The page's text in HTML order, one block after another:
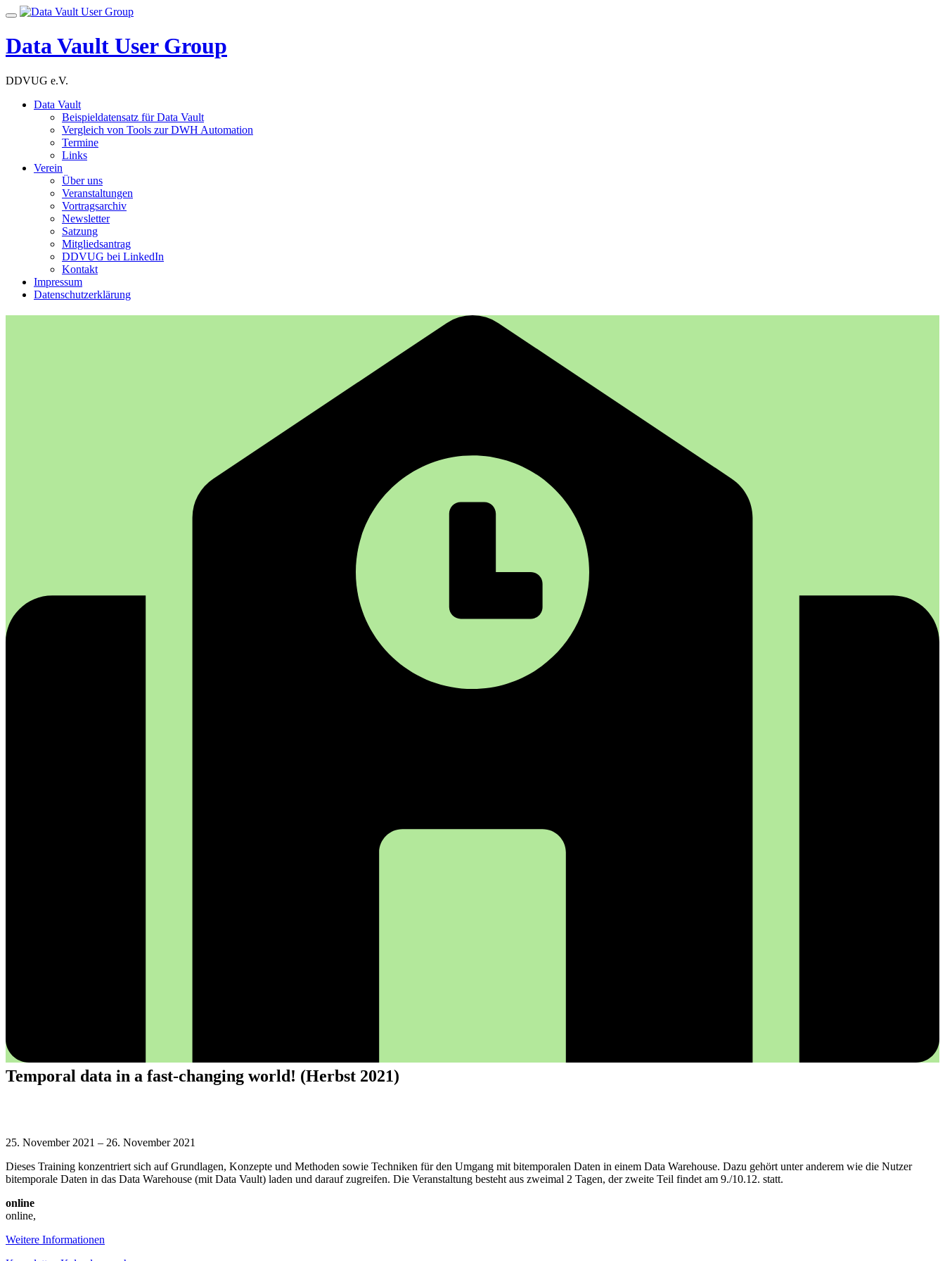
Skip
content
Toggle
Data Vault User Group
DDVUG e.V.
Data Vault
Beispieldatensatz für Data Vault
Vergleich von Tools zur DWH Automation
Termine
Links
Verein
Über uns
Veranstaltungen
Vortragsarchiv
Newsletter
Satzung
Mitgliedsantrag
DDVUG bei LinkedIn
Kontakt
Impressum
Datenschutzerklärung
Temporal data in a fast-changing world! (Herbst 2021)
data
a
fast-
world!
(Herbst
25. November 2021 – 26. November 2021
Dieses Training konzentriert sich auf Grundlagen, Konzepte und Methoden sowie Techniken für den Umgang mit bitemporalen Daten in einem Data Warehouse. Dazu gehört unter anderem wie die Nutzer
bitemporale Daten in das Data Warehouse (mit Data Vault) laden und darauf zugreifen. Die Veranstaltung besteht aus zweimal 2 Tagen, der zweite Teil findet am 9./10.12. statt.
online
online,
Weitere Informationen